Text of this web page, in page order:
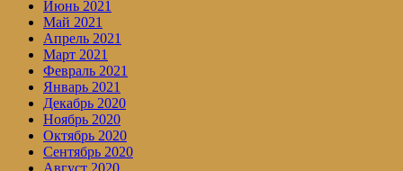
Июнь 2021
Май 2021
Апрель 2021
Март 2021
Февраль 2021
Январь 2021
Декабрь 2020
Ноябрь 2020
Октябрь 2020
Сентябрь 2020
Август 2020